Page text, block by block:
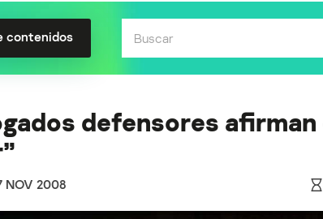
contenidos
defensores afirman
NOV 2008